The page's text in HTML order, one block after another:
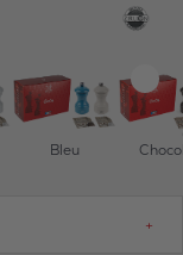
Bleu
+